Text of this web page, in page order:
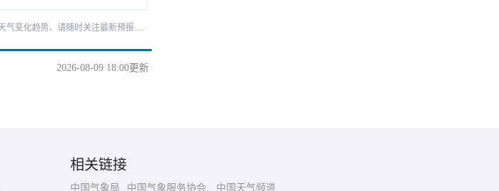
气变化趋势、请随时关注最新预报.....
2026-08-09 18:00更新
相关链接
中国气象局 中国气象服务协会 中国天气频道